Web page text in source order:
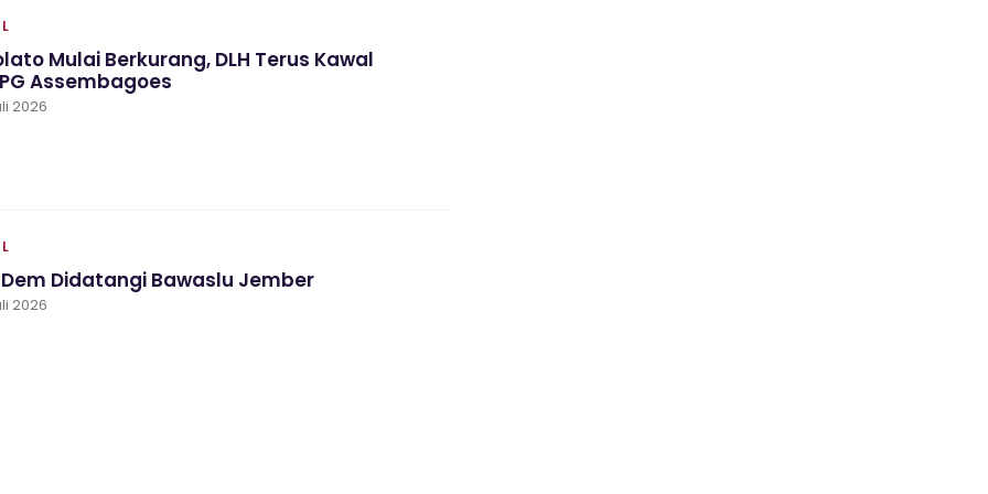
Mulai Berkurang, DLH Terus Kawal
Assembagoes
2026
Didatangi Bawaslu Jember
2026